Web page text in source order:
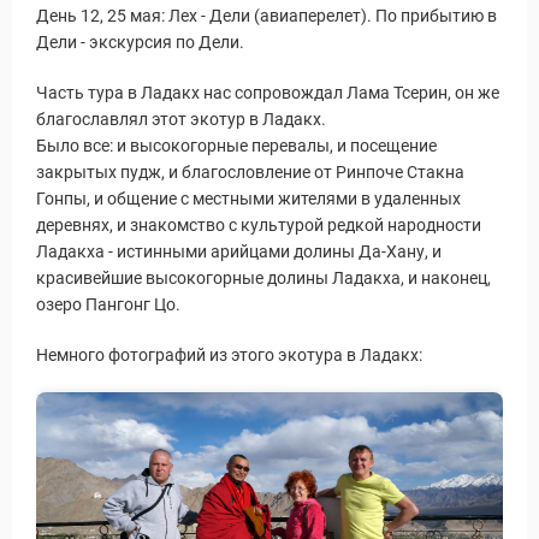
День 12, 25 мая: Лех - Дели (авиаперелет). По прибытию в
Дели - экскурсия по Дели.
Часть тура в Ладакх нас сопровождал Лама Тсерин, он же
благославлял этот экотур в Ладакх.
Было все: и высокогорные перевалы, и посещение
закрытых пудж, и благословление от Ринпоче Стакна
Гонпы, и общение с местными жителями в удаленных
деревнях, и знакомство с культурой редкой народности
Ладакха - истинными арийцами долины Да-Хану, и
красивейшие высокогорные долины Ладакха, и наконец,
озеро Пангонг Цо.
Немного фотографий из этого экотура в Ладакх: